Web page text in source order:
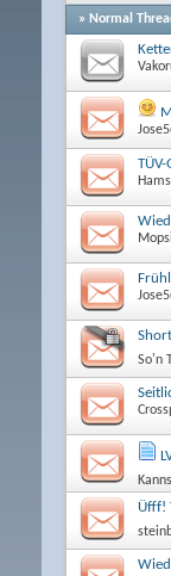
» Normal
So'n
Üfff!